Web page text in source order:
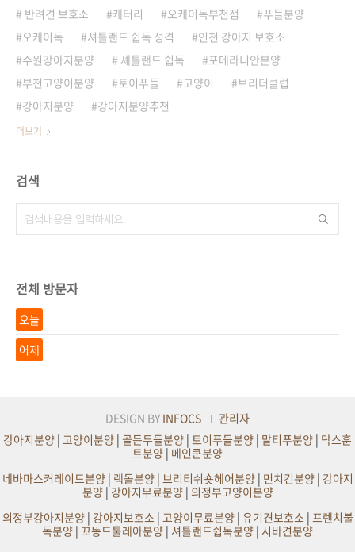
반려견 보호소
캐터리 오케이독부천점
푸들분양
오케이독
셔틀랜드 쉽독 성격
인천 강아지 보호소
수원강아지분양
셰틀랜드 쉽독
포메라니안분양
부천고양이분양
토이푸들 고양이
브리더클럽
강아지분양
강아지분양추천
더보기
검색
전체 방문자
오늘
어제
DESIGN BY INFOCS
관리자
강아지분양 | 고양이분양 | 골든두들분양 | 토이푸들분양 | 말티푸분양 | 닥스훈
트분양 | 메인쿤분양
네바마스커레이드분양| 랙돌분양| 브리티쉬숏헤어분양| 먼치킨분양| 강아지
분양|강아지무료분양| 의정부고양이분양
의정부강아지분양| 강아지보호소| 고양이무료분양| 유기견보호소| 프렌치불
독분양 | 꼬똥드툴레아분양 | 셔틀랜드쉽독분양 | 시바견분양